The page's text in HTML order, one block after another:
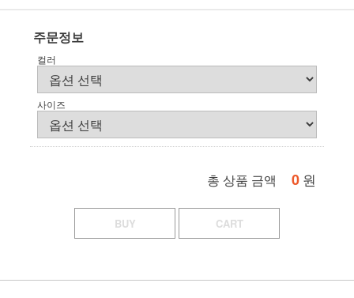
주문정보
컬러
사이즈
총 상품 금액 0 원
BUY CART